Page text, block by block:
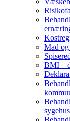
Mad
BMI –
sygehus